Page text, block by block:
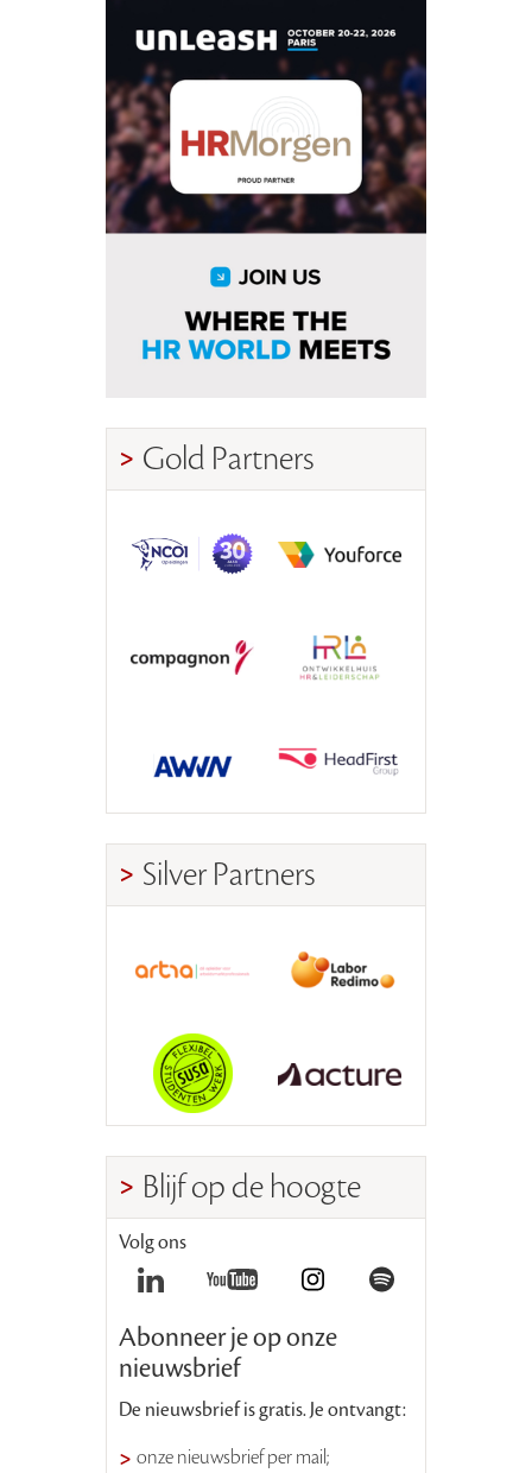
Gold Partners
Silver Partners
Blijf op de hoogte
Volg ons
Abonneer je op onze
nieuwsbrief
De nieuwsbrief is gratis. Je ontvangt:
onze nieuwsbrief per mail;